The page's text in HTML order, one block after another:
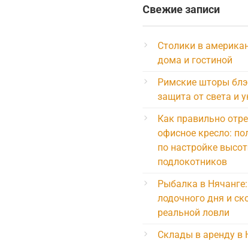
Свежие записи
Столики в
дома и гостиной
Римские шторы
защита от света и
Как правильно
офисное кресло:
по настройке
подлокотников
Рыбалка в
лодочного дня и
реальной ловли
Склады в аренду в